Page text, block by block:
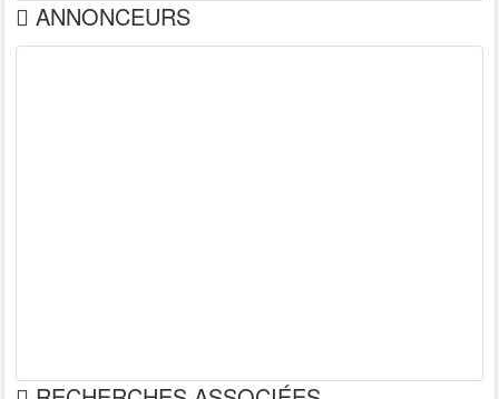
ANNONCEURS